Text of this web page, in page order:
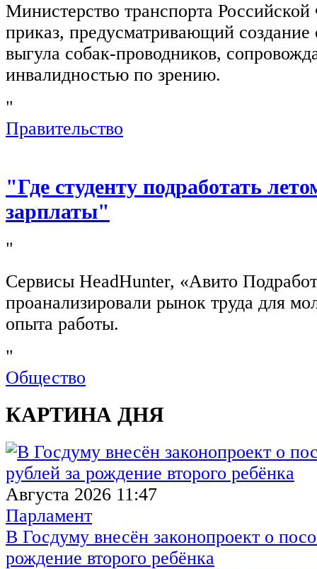
Министерство транспорта
приказ, предусматривающий создание
выгула собак-проводников,
инвалидностью по зрению.
"
Правительство
"Где студенту подработать
зарплаты"
"
Сервисы HeadHunter, «Авито
проанализировали рынок труда для
опыта работы.
"
Общество
КАРТИНА ДНЯ
Августа 2026 11:47
Парламент
В Госдуму внесён законопроект о
рождение второго ребёнка